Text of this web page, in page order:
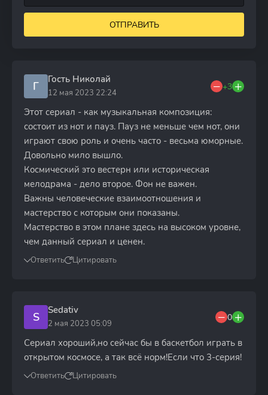
ОТПРАВИТЬ
Г Гость Николай
12 мая 2023 22:24
+3
Этот сериал - как музыкальная композиция:
состоит из нот и пауз. Пауз не меньше чем нот, они
играют свою роль и очень часто - весьма юморные.
Довольно мило вышло.
Космический это вестерн или историческая
мелодрама - дело второе. Фон не важен.
Важны человеческие взаимоотношения и
мастерство с которым они показаны.
Мастерство в этом плане здесь на высоком уровне,
чем данный сериал и ценен.
Ответить Цитировать
S Sedativ
2 мая 2023 05:09
0
Сериал хороший,но сейчас бы в баскетбол играть в
открытом космосе, а так всё норм!Если что 3-серия!
Ответить Цитировать